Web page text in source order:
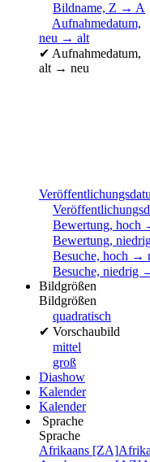
Bildname, Z → A
Aufnahmedatum,
neu → alt
✔ Aufnahmedatum,
alt → neu
Bewertung, hoch
Bewertung,
Besuche, hoch →
Besuche, niedrig
Bildgrößen
Bildgrößen
quadratisch
✔ Vorschaubild
mittel
groß
Diashow
Kalender
Kalender
Sprache
Sprache
Afrikaans [ZA]